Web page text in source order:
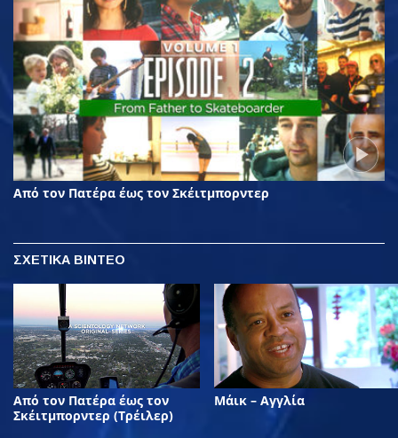
Από τον Πατέρα έως τον Σκέιτμπορντερ
ΣΧΕΤΙΚΑ ΒΙΝΤΕΟ
Από τον Πατέρα έως τον
Σκέιτμπορντερ (Τρέιλερ)
Μάικ – Αγγλία